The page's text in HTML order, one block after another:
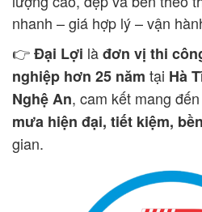
nhanh – giá hợp lý – vận
👉Đại Lợi làđơn vị thi
nghiệp hơn 25 năm tại Hà
Nghệ An, cam kết mang đến
mưa hiện đại, tiết kiệm,
gian.